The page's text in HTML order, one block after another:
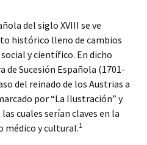
del siglo XVIII se ve
histórico lleno de cambios
y científico. En dicho
de Sucesión Española (1701-
del reinado de los Austrias a
por “La Ilustración” y
cuales serían claves en la
médico y cultural.1